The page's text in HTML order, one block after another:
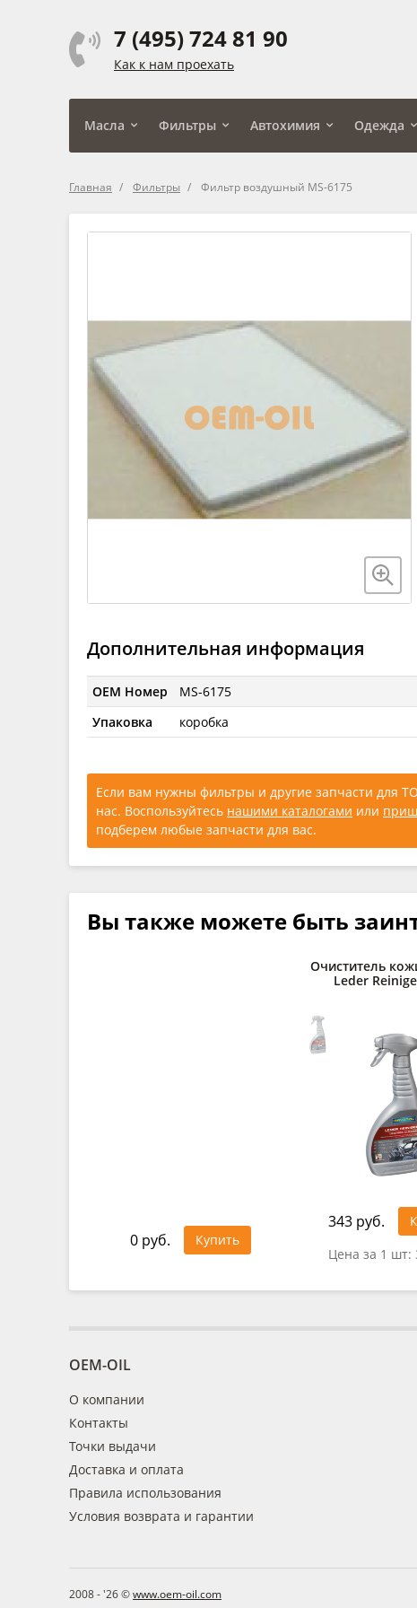
7 (495) 724 81 90
Как к нам проехать
Масла Фильтры Автохимия Одежда
Главная Фильтры Фильтр воздушный MS-6175
Дополнительная информация
OEM Номер
MS-6175
Упаковка
коробка
Если вам нужны фильтры и другие запчасти для
нас. Воспользуйтесь нашими каталогами или
подберем любые запчасти для вас.
Вы также можете быть
0 руб. Купить
Очиститель
Leder
343 руб.
Цена за 1 шт:
OEM-OIL
О компании
Контакты
Точки выдачи
Доставка и оплата
Правила использования
Условия возврата и гарантии
2008 - '26 ©www.oem-oil.com